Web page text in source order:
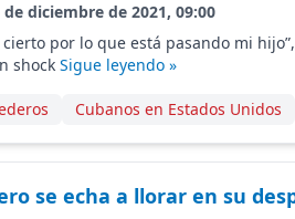
diciembre de 2021, 09:00
por lo que está pasando mi
shock Sigue leyendo »
Cubanos en Estados Unidos
se echa a llorar en su